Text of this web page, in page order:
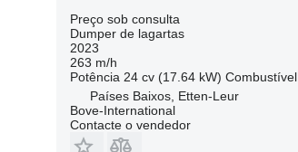
Preço sob consulta
Dumper de lagartas
2023
263 m/h
Potência 24 cv (17.64 kW) Combustível
Países Baixos, Etten-Leur
Bove-International
Contacte o vendedor